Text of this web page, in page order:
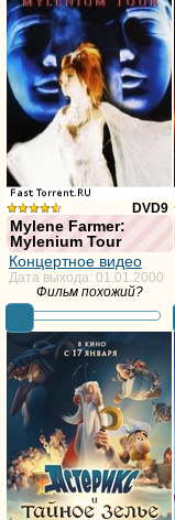
DVD9
из 10,
голосов:29
Mylene Farmer:
Mylenium Tour
Концертное видео
Дата выхода: 01.01.2000
Фильм похожий?